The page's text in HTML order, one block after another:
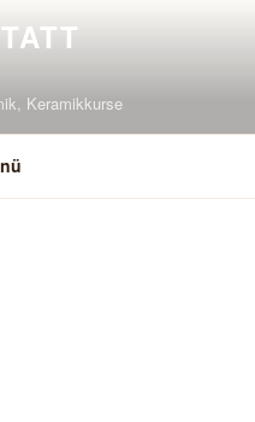
Keramikkurse